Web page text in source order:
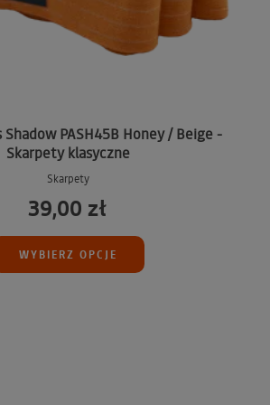
Shadow PASH45B Honey / Beige -
Skarpety klasyczne
Skarpety
39,00 zł
WYBIERZ OPCJE